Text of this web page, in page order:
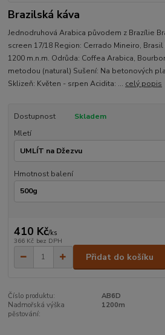
Brazilská káva
Jednodruhová Arabica původem z Brazílie
screen 17/18 Region: Cerrado Mineiro,
1200 m.n.m. Odrůda: Coffea Arabica,
metodou (natural) Sušení: Na betonových
Sklizeň: Květen - srpen Acidita: ... celý popis
Dostupnost
Skladem
Mletí
Hmotnost balení
410 Kč/ks
366 Kč bez DPH
Přidat do košíku
Číslo produktu:
AB6D
Nadmořská výška
pěstování:
1200m